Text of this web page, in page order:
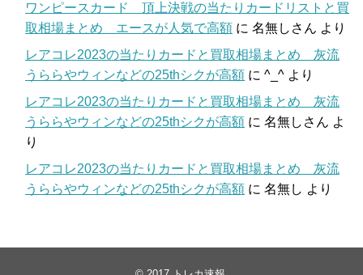
ワンピースカード 頂上決戦の当たりカードリストと買
取相場まとめ エースが人気で高額 に 名無しさん より
レアコレ2023の当たりカードと買取相場まとめ 灰流
うららやウィンなどの25thシクが高額 に ^_^ より
レアコレ2023の当たりカードと買取相場まとめ 灰流
うららやウィンなどの25thシクが高額 に 名無しさん よ
り
レアコレ2023の当たりカードと買取相場まとめ 灰流
うららやウィンなどの25thシクが高額 に 名無し より